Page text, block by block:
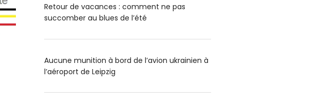
Retour de vacances : comment ne pas
succomber au blues de l’été
Aucune munition à bord de l’avion ukrainien à
l’aéroport de Leipzig